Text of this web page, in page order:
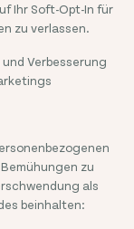
Ihr Soft-Opt-In für
zu verlassen.
Verbesserung
zu
als
beinhalten: